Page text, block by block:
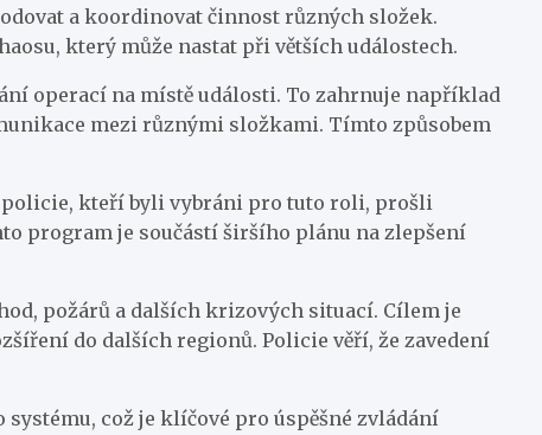
a koordinovat činnost různých složek.
který může nastat při větších událostech.
operací na místě události. To zahrnuje například
mezi různými složkami. Tímto způsobem
kteří byli vybráni pro tuto roli, prošli
program je součástí širšího plánu na zlepšení
požárů a dalších krizových situací. Cílem je
do dalších regionů. Policie věří, že zavedení
což je klíčové pro úspěšné zvládání